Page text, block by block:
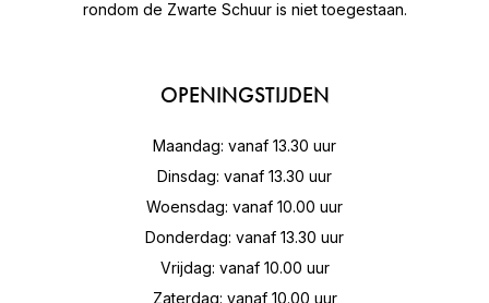
rondom de Zwarte Schuur is niet toegestaan.
OPENINGSTIJDEN
Maandag: vanaf 13.30 uur
Dinsdag: vanaf 13.30 uur
Woensdag: vanaf 10.00 uur
Donderdag: vanaf 13.30 uur
Vrijdag: vanaf 10.00 uur
Zaterdag: vanaf 10.00 uur